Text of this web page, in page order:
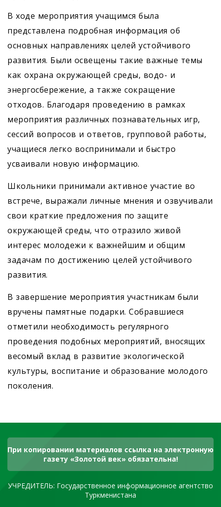
В ходе мероприятия учащимся была
представлена подробная информация об
основных направлениях целей устойчивого
развития. Были освещены такие важные темы
как охрана окружающей среды, водо- и
энергосбережение, а также сокращение
отходов. Благодаря проведению в рамках
мероприятия различных познавательных игр,
сессий вопросов и ответов, групповой работы,
учащиеся легко воспринимали и быстро
усваивали новую информацию.
Школьники принимали активное участие во
встрече, выражали личные мнения и озвучивали
свои краткие предложения по защите
окружающей среды, что отразило живой
интерес молодежи к важнейшим и общим
задачам по достижению целей устойчивого
развития.
В завершение мероприятия участникам были
вручены памятные подарки. Собравшиеся
отметили необходимость регулярного
проведения подобных мероприятий, вносящих
весомый вклад в развитие экологической
культуры, воспитание и образование молодого
поколения.
При копировании материалов ссылка на электронную
газету «Золотой век» обязательна!
УЧРЕДИТЕЛЬ: Государственное информационное агентство
Туркменистана